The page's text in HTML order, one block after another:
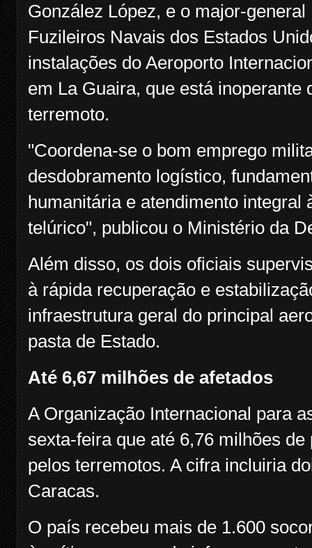
González López, e o major-
Fuzileiros Navais dos Estados
instalações do Aeroporto
em La Guaira, que está
terremoto.
"Coordena-se o bom emprego
desdobramento logístico,
humanitária e atendimento
telúrico", publicou o Ministério da
Além disso, os dois oficiais
à rápida recuperação e
infraestrutura geral do principal
pasta de Estado.
Até 6,67 milhões de afetados
A Organização Internacional para
sexta-feira que até 6,76 milhões
pelos terremotos. A cifra incluiria
Caracas.
O país recebeu mais de 1.600